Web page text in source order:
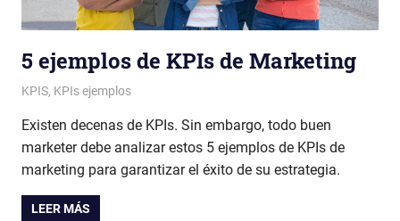
5 ejemplos de KPIs de Marketing
Patricia Nuño
KPIS, KPIs ejemplos
Existen decenas de KPIs. Sin embargo, todo buen
marketer debe analizar estos 5 ejemplos de KPIs de
marketing para garantizar el éxito de su estrategia.
LEER MÁS